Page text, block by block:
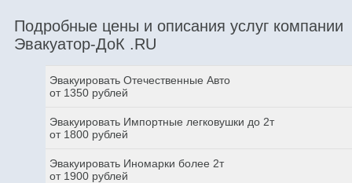
Подробные цены и описания услуг компании
Эвакуатор-ДоК .RU
Эвакуировать Отечественные Авто
от 1350 рублей
Эвакуировать Импортные легковушки до 2т
от 1800 рублей
Эвакуировать Иномарки более 2т
от 1900 рублей